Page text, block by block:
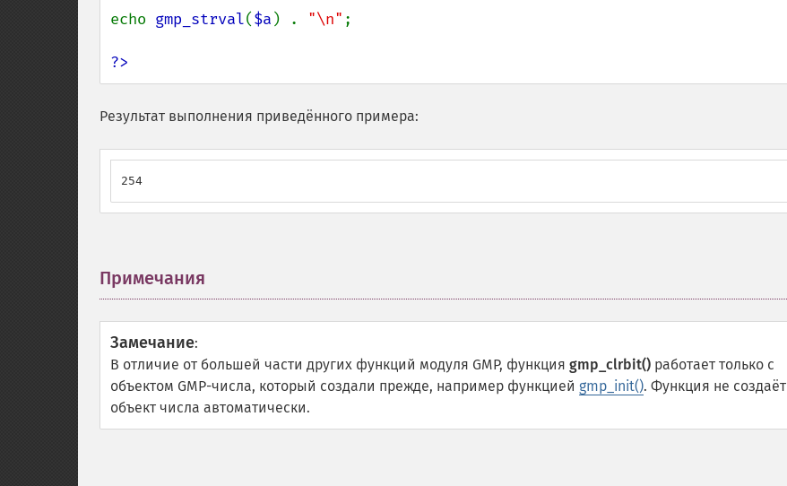
echo gmp_strval($a ) . "\n" ;
?>
Результат выполнения приведённого примера:
254
Примечания
Замечание:
В отличие от большей части других функций модуля GMP, функция gmp_clrbit() работает только с
объектом GMP-числа, который создали прежде, например функцией gmp_init(). Функция не создаёт
объект числа автоматически.